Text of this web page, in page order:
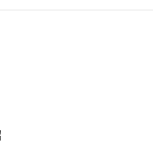
清理设置，自动清